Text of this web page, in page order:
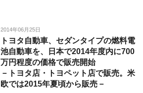
2014年06月25日
トヨタ自動車、セダンタイプの燃料電
池自動車を、日本で2014年度内に700
万円程度の価格で販売開始
－トヨタ店・トヨペット店で販売。米
欧では2015年夏頃から販売－